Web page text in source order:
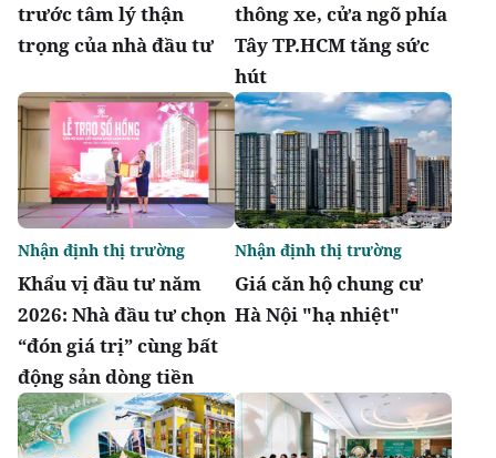
trước tâm lý thận
trọng của nhà đầu tư
thông xe, cửa ngõ phía
Tây TP.HCM tăng sức
hút
Khẩu vị đầu tư năm
2026: Nhà đầu tư chọn
“đón giá trị” cùng bất
động sản dòng tiền
Nhận định thị trường
Giá căn hộ chung cư
Hà Nội "hạ nhiệt"
Nhận định thị trường